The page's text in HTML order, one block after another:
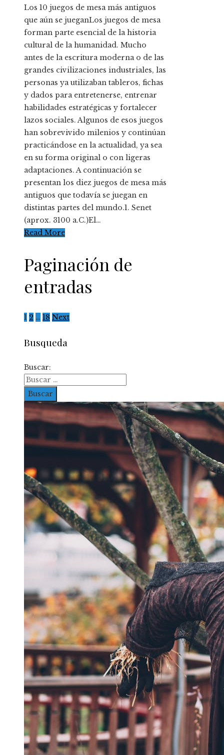
Los 10 juegos de mesa más antiguos
que aún se jueganLos juegos de mesa
forman parte esencial de la historia
cultural de la humanidad. Mucho
antes de la escritura moderna o de las
grandes civilizaciones industriales, las
personas ya utilizaban tableros, fichas
y dados para entretenerse, entrenar
habilidades estratégicas y fortalecer
lazos sociales. Algunos de esos juegos
han sobrevivido milenios y continúan
practicándose en la actualidad, ya sea
en su forma original o con ligeras
adaptaciones. A continuación se
presentan los diez juegos de mesa más
antiguos que todavía se juegan en
distintas partes del mundo.1. Senet
(aprox. 3100 a.C.)El…
Read More
Paginación de
entradas
1 2 … 18 Next
Busqueda
Buscar: